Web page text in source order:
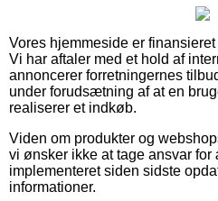
Vores hjemmeside er
Vi har aftaler med et hold af
annoncerer forretningernes
under forudsætning af at en
realiserer et indkøb.
Viden om produkter og
vi ønsker ikke at tage ansvar
implementeret siden sidste
informationer.